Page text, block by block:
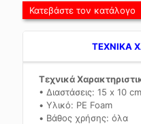
Κατεβάστε τον κατάλογο
TEXNIKA
Τεχνικά
• Διαστάσεις: 15 x 10 cm
• Υλικό: PE Foam
• Βάθος χρήσης: όλα